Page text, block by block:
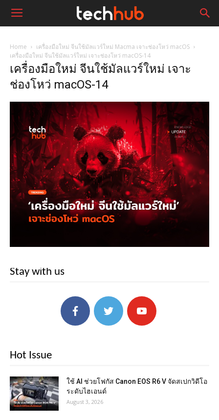
Home
เครื่องมือใหม่ จีนใช้มัลแวร์ใหม่ Macma เจาะช่องโหว่ macOS
เครื่องมือใหม่ จีนใช้มัลแวร์ใหม่ เจาะช่องโหว่ macOS-14
เครื่องมือใหม่ จีนใช้มัลแวร์ใหม่ เจาะ
ช่องโหว่ macOS-14
Stay with us
Hot Issue
ใช้ AI ช่วยโฟกัส Canon EOS R6 V จัดสเปกวิดีโอ
ระดับไฮเอนด์
August 3, 2026